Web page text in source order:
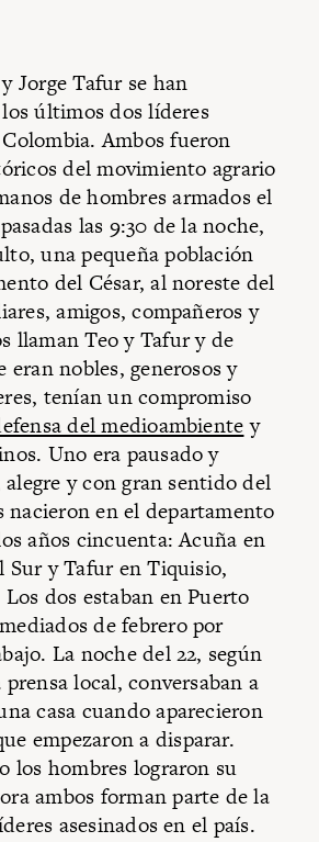
Jorge Tafur se han
últimos dos líderes
Ambos fueron
del movimiento agrario
de hombres armados el
las 9:30 de la noche,
una pequeña población
del César, al noreste del
amigos, compañeros y
llaman Teo y Tafur y de
eran nobles, generosos y
tenían un compromiso
del medioambientey
Uno era pausado y
y con gran sentido del
nacieron en el departamento
años cincuenta: Acuña en
Sur y Tafur en Tiquisio,
dos estaban en Puerto
de febrero por
La noche del 22, según
local, conversaban a
casa cuando aparecieron
empezaron a disparar.
los hombres lograron su
ambos forman parte de la
asesinados en el país.